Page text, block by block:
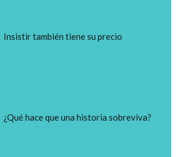
Insistir también tiene su precio
¿Qué hace que una historia sobreviva?